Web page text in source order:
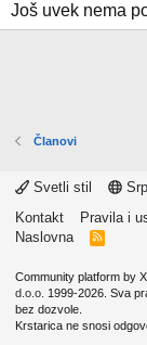
Još uvek nema
Članovi
Svetli stil
Kontakt
Pravila i
Naslovna
R
Community platform by
d.o.o. 1999-2026. Sva
bez dozvole.
Krstarica ne snosi